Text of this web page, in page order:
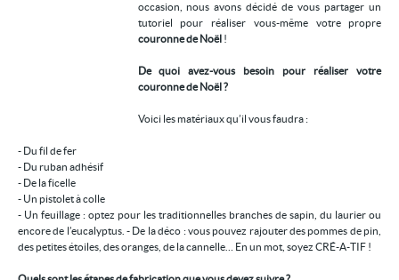
Notre agence
Méditerranée
Mon compte
occasion, nous avons décidé de vous partager un
tutoriel pour réaliser vous-même votre propre
couronne de Noël !
De quoi avez-vous besoin pour réaliser votre
couronne de Noël ?
Voici les matériaux qu’il vous faudra :
- Du fil de fer
- Du ruban adhésif
- De la ficelle
- Un pistolet à colle
- Un feuillage : optez pour les traditionnelles branches de sapin, du laurier ou
encore de l’eucalyptus. - De la déco : vous pouvez rajouter des pommes de pin,
des petites étoiles, des oranges, de la cannelle… En un mot, soyez CRÉ-A-TIF !